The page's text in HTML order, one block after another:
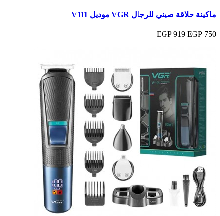
ماكينة حلاقة صيني للرجال VGR موديل V111
750 EGP
919 EGP